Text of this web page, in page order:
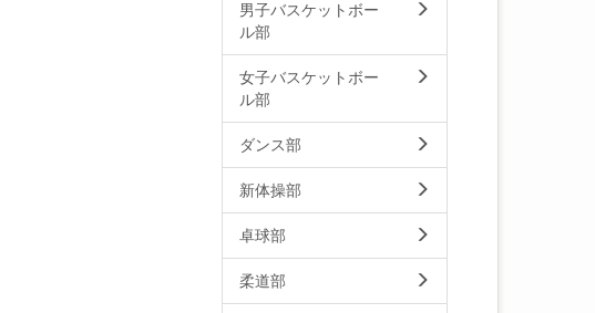
男子バスケットボー
ル部
女子バスケットボー
ル部
ダンス部
新体操部
卓球部
柔道部